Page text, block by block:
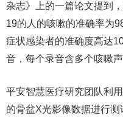
杂志》上的一篇论文提到
19的人的咳嗽的准确率为
症状感染者的准确度高达
音，每个录音含多个咳嗽
平安智慧医疗研究团队利
的骨盆X光影像数据进行